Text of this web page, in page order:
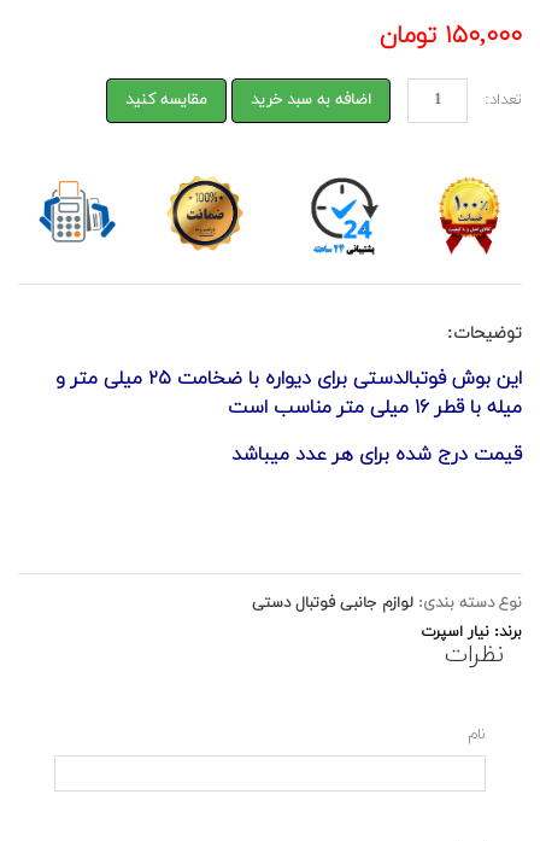
۱۵۰,۰۰۰ تومان
تعداد: اضافه به سبد خرید مقایسه کنید
توضیحات:
این بوش فوتبالدستی برای دیواره با ضخامت ۲۵ میلی متر و
میله با قطر ۱۶ میلی متر مناسب است
قیمت درج شده برای هر عدد میباشد
نوع دسته بندی: لوازم جانبی فوتبال دستی
برند: نیار اسپرت
نظرات
نام